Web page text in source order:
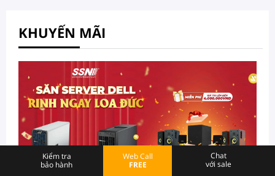
KHUYẾN MÃI
Kiểm tra
bảo hành
Web Call
FREE
Chat
với sale